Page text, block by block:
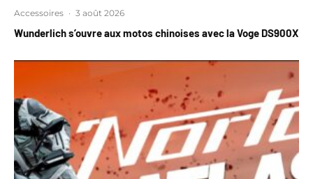
Accessoires · 3 août 2026
Wunderlich s’ouvre aux motos chinoises avec la Voge DS900X